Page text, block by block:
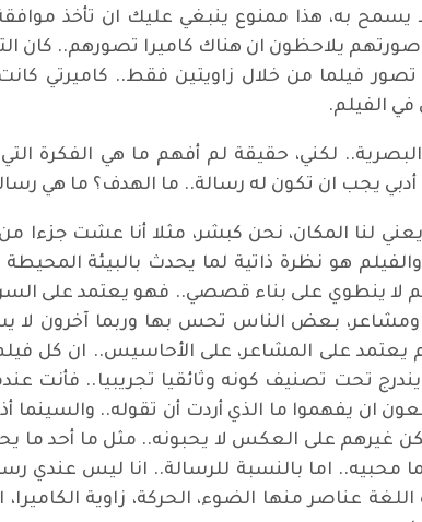
يسمح به، هذا ممنوع ينبغي عليك ان تأخذ
يلاحظون ان هناك كاميرا تصورهم.. كان
فيلما من خلال زاويتين فقط.. كاميرتي
الفيلم.
لكني، حقيقة لم أفهم ما هي الفكرة
أدبي يجب ان تكون له رسالة.. ما الهدف؟ ما هي
لنا المكان، نحن كبشر، مثلا أنا عشت جزءا
هو نظرة ذاتية لما يحدث بالبيئة
لا ينطوي على بناء قصصي.. فهو يعتمد على
ومشاعر، بعض الناس تحس بها وربما آخرون
يعتمد على المشاعر، على الأحاسيس.. ان كل
تحت تصنيف كونه وثائقيا تجريبيا.. فأنت
ان يفهموا ما الذي أردت أن تقوله..
غيرهم على العكس لا يحبونه.. مثل ما أحد ما
محبيه.. اما بالنسبة للرسالة.. انا ليس عندي
عناصر منها الضوء، الحركة، زاوية